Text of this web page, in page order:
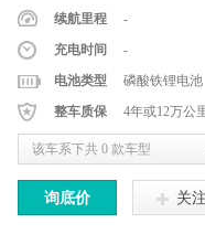
续航里程
-
充电时间
-
电池类型
磷酸铁锂电池
整车质保
4年或12万公
该车系下共 0 款车型
询底价 关注